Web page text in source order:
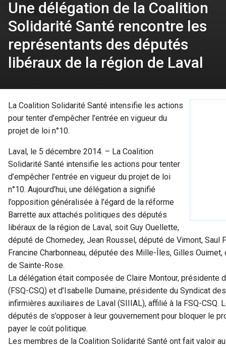
Une délégation de la Coalition
Solidarité Santé rencontre les
représentants des députés
libéraux de la région de Laval
La Coalition Solidarité Santé intensifie les actions
pour tenter d’empêcher l’entrée en vigueur du
projet de loi n°10.
Laval, le 5 décembre 2014. – La Coalition
Solidarité Santé intensifie les actions pour tenter
d’empêcher l’entrée en vigueur du projet de loi
n°10. Aujourd’hui, une délégation a signifié
l’opposition généralisée à l’égard de la réforme
Barrette aux attachés politiques des députés
libéraux de la région de Laval, soit Guy Ouellette,
député de Chomedey, Jean Roussel, député de Vimont,
Francine Charbonneau, députée des Mille-Îles, Gilles
de Sainte-Rose.
La délégation était composée de Claire Montour, présidente
(FSQ-CSQ) et d’Isabelle Dumaine, présidente du Syndicat
infirmières auxiliaires de Laval (SIIIAL), affilié à la FSQ-CSQ.
députés de s’opposer à leur gouvernement pour bloquer le
payer le coût politique.
Les membres de la Coalition Solidarité Santé ont fait valoir